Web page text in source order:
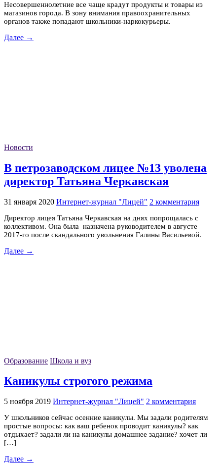
Несовершеннолетние все чаще крадут продукты и товары из
магазинов города. В зону внимания правоохранительных
органов также попадают школьники-наркокурьеры.
Далее →
Новости
В петрозаводском лицее №13 уволена
директор Татьяна Черкавская
31 января 2020 Интернет-журнал "Лицей" 2 комментария
Директор лицея Татьяна Черкавская на днях попрощалась с
коллективом. Она была назначена руководителем в августе
2017-го после скандального увольнения Галины Васильевой.
Далее →
Образование Школа и вуз
Каникулы строгого режима
5 ноября 2019 Интернет-журнал "Лицей" 2 комментария
У школьников сейчас осенние каникулы. Мы задали родителям
простые вопросы: как ваш ребенок проводит каникулы? как
отдыхает? задали ли на каникулы домашнее задание? хочет ли
[…]
Далее →